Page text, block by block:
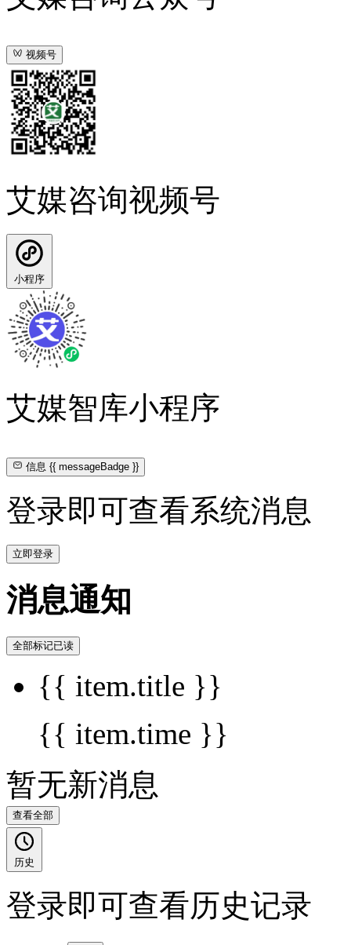
视频号
艾媒咨询视频号
小程序
艾媒智库小程序
信息{{ messageBadge }}
登录即可查看系统消息
立即登录
消息通知
全部标记已读
{{ item.title }}
{{ item.time }}
暂无新消息
查看全部
历史
登录即可查看历史记录